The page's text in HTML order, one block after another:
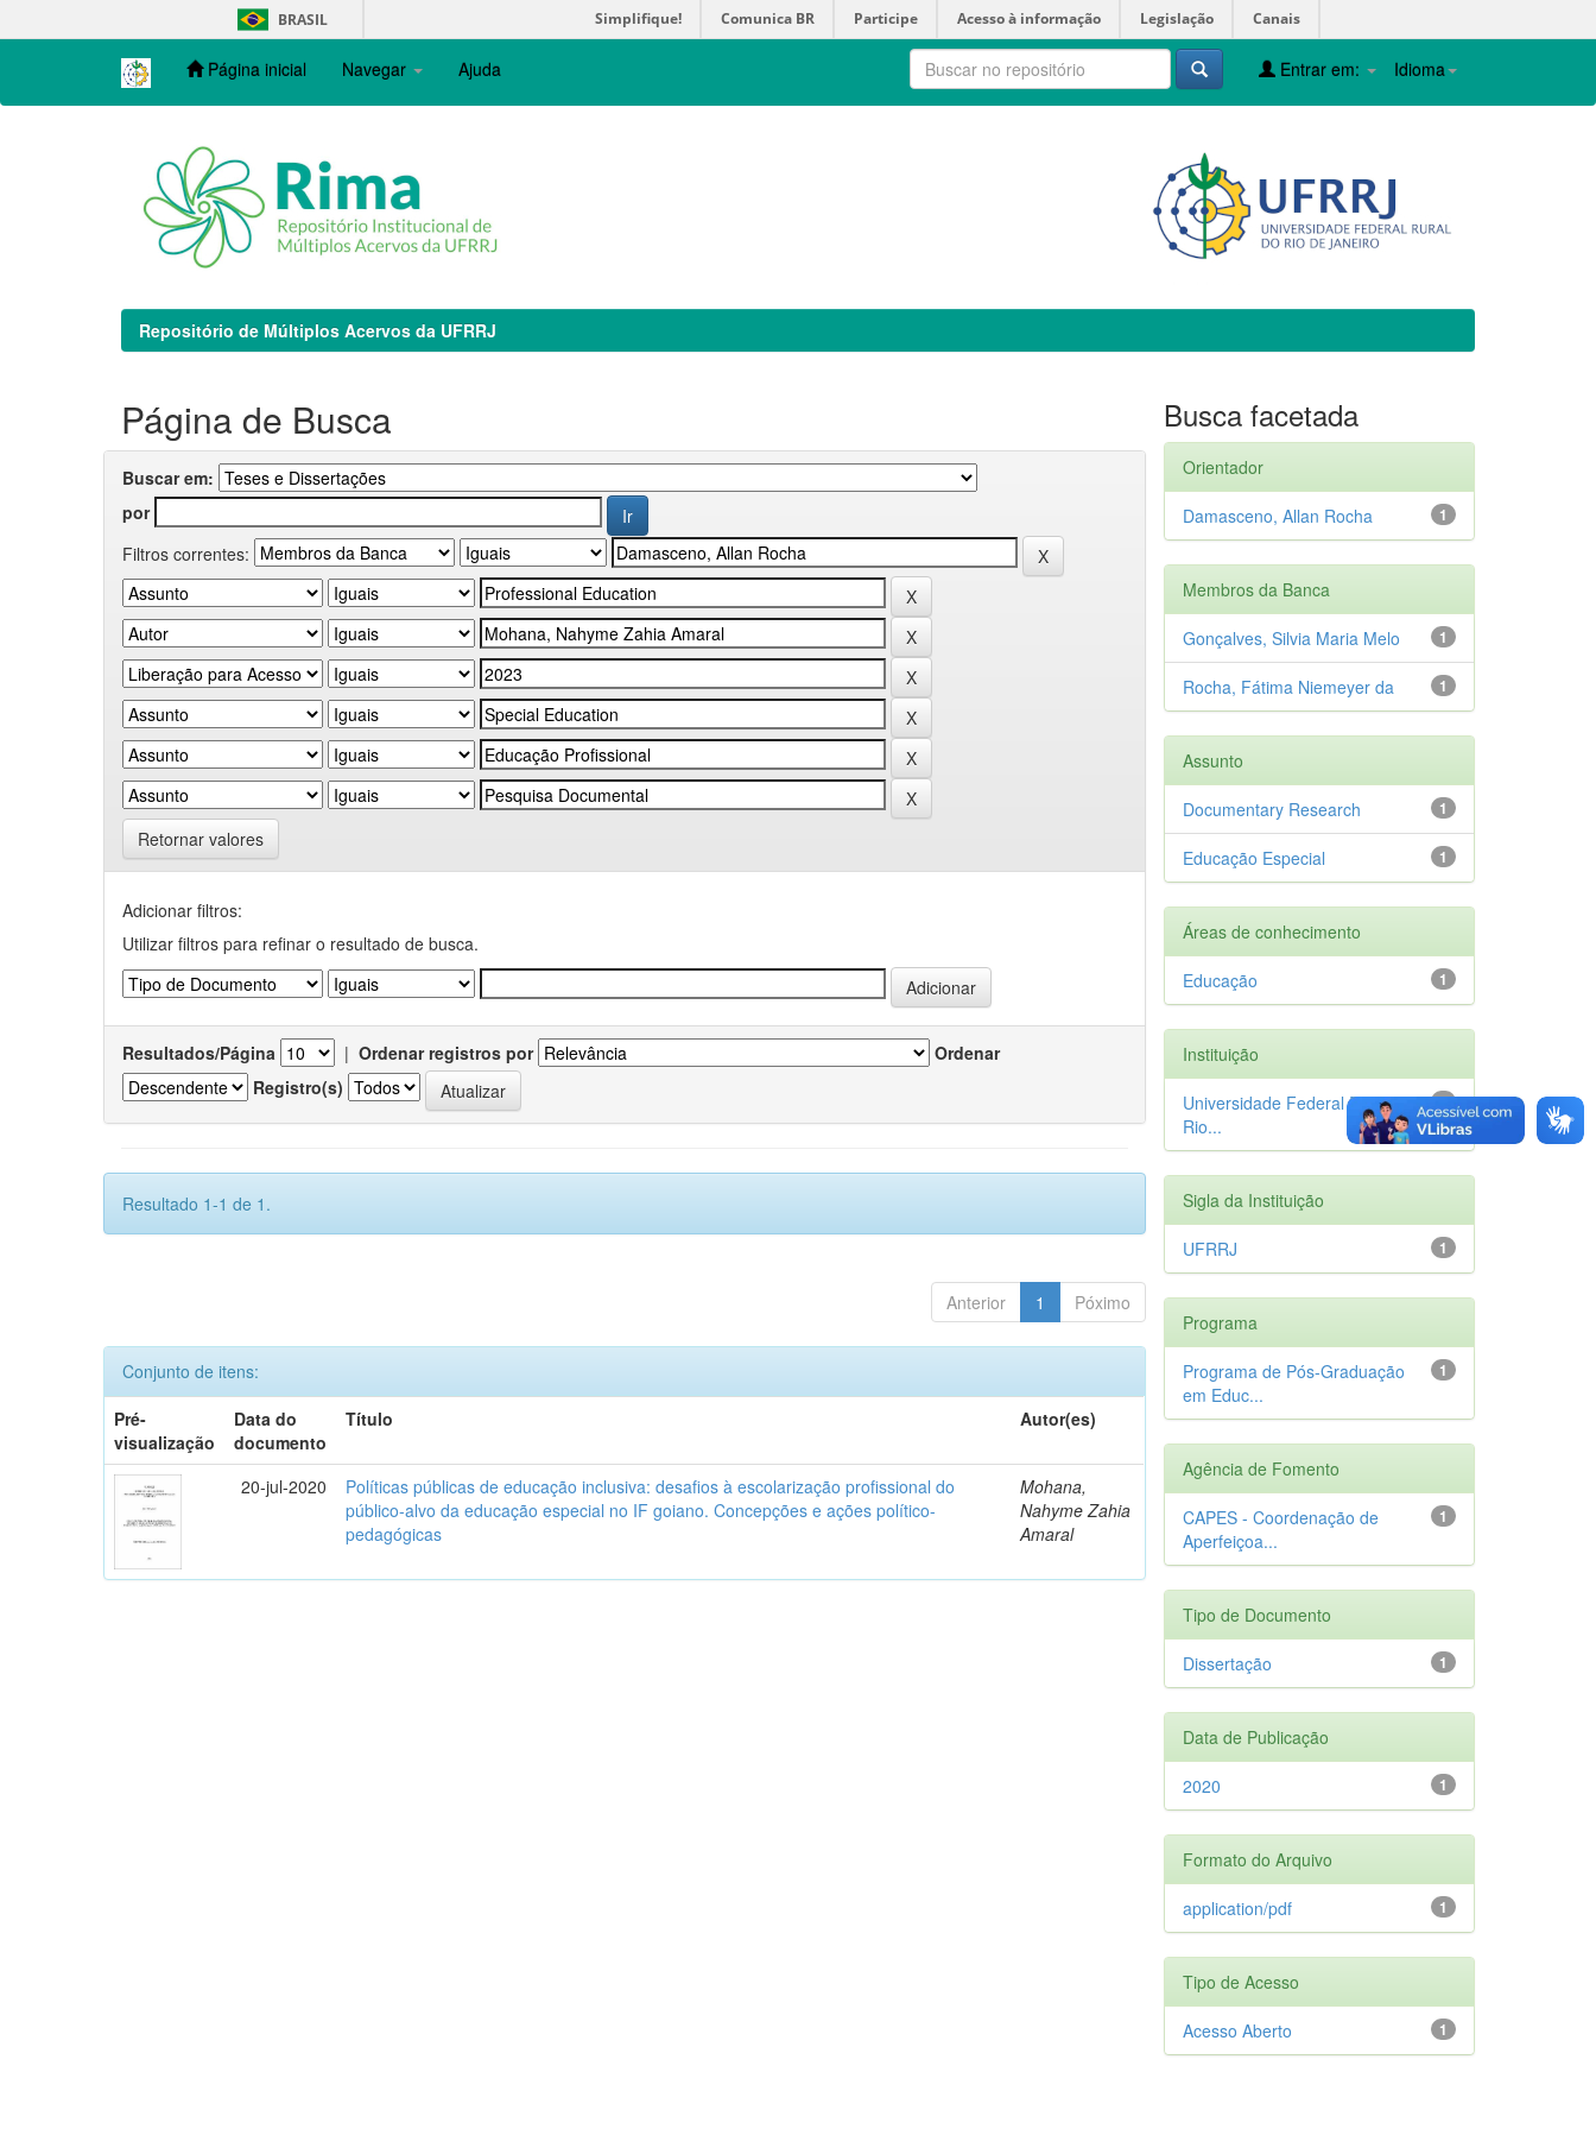
navigation
BRASIL Simplifique! Comunica BR Participe Acesso à informação Legislação Canais
Página inicial Navegar Ajuda Idioma
Entrar em:
Repositório de Múltiplos Acervos da UFRRJ
Página de Busca
Buscar em:
por
Filtros correntes:
Retornar valores
Adicionar filtros:
Utilizar filtros para refinar o resultado de busca.
Resultados/Página | Ordenar registros por
Ordenar
Registro(s)
Resultado 1-1 de 1.
Anterior 1 Póximo
Conjunto de itens:
Pré-
visualização
Data do
documento
Título Autor(es)
20-jul-2020
Políticas públicas de educação inclusiva: desafios à escolarização profissional do
público-alvo da educação especial no IF goiano. Concepções e ações político-
pedagógicas
Mohana,
Nahyme Zahia
Amaral
Busca facetada
Orientador
1
Damasceno, Allan Rocha
Membros da Banca
1
Gonçalves, Silvia Maria Melo
1
Rocha, Fátima Niemeyer da
Assunto
1
Documentary Research
1
Educação Especial
Áreas de conhecimento
1
Educação
Instituição
1
Universidade Federal Rural do
Rio...
Sigla da Instituição
1
UFRRJ
Programa
1
Programa de Pós-Graduação
em Educ...
Agência de Fomento
1
CAPES - Coordenação de
Aperfeiçoa...
Tipo de Documento
1
Dissertação
Data de Publicação
1
2020
Formato do Arquivo
1
application/pdf
Tipo de Acesso
1
Acesso Aberto